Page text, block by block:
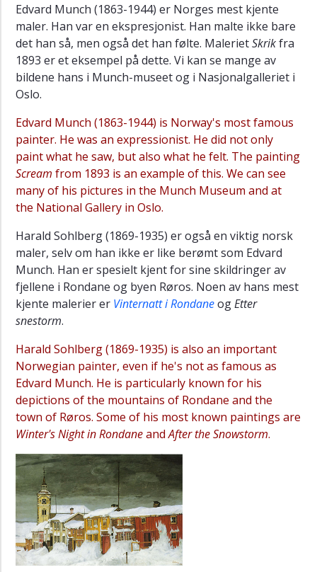
Edvard Munch (1863-1944) er Norges mest kjente
maler. Han var en ekspresjonist. Han malte ikke bare
det han så, men også det han følte. MalerietSkrikfra
1893 er et eksempel på dette. Vi kan se mange av
bildene hans i Munch-museet og i Nasjonalgalleriet i
Oslo.
Edvard Munch (1863-1944) is Norway's most famous
painter. He was an expressionist. He did not only
paint what he saw, but also what he felt. The painting
Scream from 1893 is an example of this. We can see
many of his pictures in the Munch Museum and at
the National Gallery in Oslo.
Harald Sohlberg (1869-1935) er også en viktig norsk
maler, selv om han ikke er like berømt som Edvard
Munch. Han er spesielt kjent for sine skildringer av
fjellene i Rondane og byen Røros. Noen av hans mest
kjente malerier er Vinternatt i RondaneogEtter
snestorm.
Harald Sohlberg (1869-1935) is also an important
Norwegian painter, even if he's not as famous as
Edvard Munch. He is particularly known for his
depictions of the mountains of Rondane and the
town of Røros. Some of his most known paintings are
Winter's Night in RondaneandAfter the Snowstorm.